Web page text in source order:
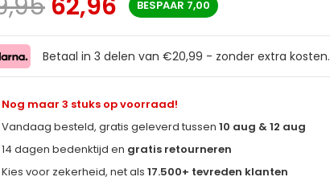
BESPAAR 7,00
Betaal in 3 delen van €20,99 - zonder extra kosten.
Nog maar 3 stuks op voorraad!
Vandaag besteld, gratis geleverd tussen10 aug & 12 aug
14 dagen bedenktijd en gratis retourneren
Kies voor zekerheid, net als17.500+ tevreden klanten